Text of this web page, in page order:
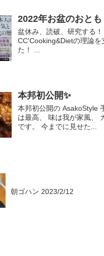
2022年お盆のおとも
盆休み、読破、研究する
CC'Cooking&Dietの理論
た！ ...
本邦初公開✨
本邦初公開の AsakoStyle
は最高、 味は我が家風、
です。 今までに見せた...
朝ゴハン 2023/2/12